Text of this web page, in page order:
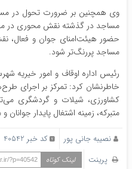
وی همچنین بر ضرورت تحول در
مساجد در گذشته نقش محوری در
حضور هیئت‌امنای جوان و فعال،
مساجد پررنگ‌تر شود.
رئیس اداره اوقاف و امور خیریه
خاطرنشان کرد: تمرکز بر اجرای
کشاورزی، شیلات و گردشگری
متبرکه، زمینه اشتغال پایدار
نصیبه جانی پور کد خبر 40542
پرینت
لینک کوتاه ?p=40542